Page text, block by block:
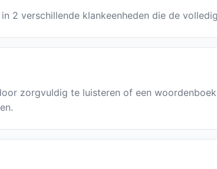
2 verschillende klankeenheden die de
zorgvuldig te luisteren of een